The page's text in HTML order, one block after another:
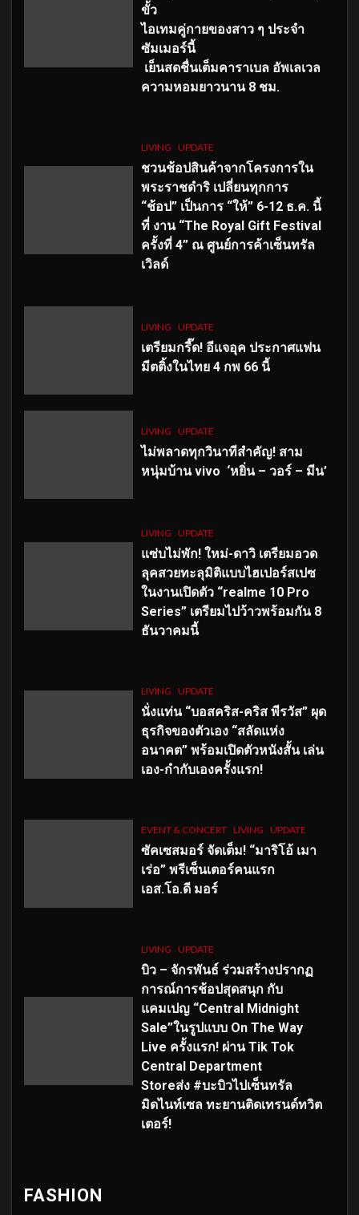
ขั้ว
ไอเทมคู่กายของสาว ๆ ประจำ
ซัมเมอร์นี้
เย็นสดชื่นเต็มคาราเบล อัพเลเวล
ความหอมยาวนาน 8 ชม.
LIVING UPDATE
ชวนช้อปสินค้าจากโครงการใน
พระราชดำริ เปลี่ยนทุกการ
“ช้อป” เป็นการ “ให้” 6-12 ธ.ค. นี้
ที่ งาน “The Royal Gift Festival
ครั้งที่ 4” ณ ศูนย์การค้าเซ็นทรัล
เวิลด์
LIVING UPDATE
เตรียมกรี๊ด! อีแจอุค ประกาศแฟน
มีตติ้งในไทย 4 กพ 66 นี้
LIVING UPDATE
ไม่พลาดทุกวินาทีสำคัญ! สาม
หนุ่มบ้าน vivo ‘หยิ่น – วอร์ – มีน’
LIVING UPDATE
แซ่บไม่พัก! ใหม่-ดาวิ เตรียมอวด
ลุคสวยทะลุมิติแบบไฮเปอร์สเปซ
ในงานเปิดตัว “realme 10 Pro
Series” เตรียมไปว้าวพร้อมกัน 8
ธันวาคมนี้
LIVING UPDATE
นั่งแท่น “บอสคริส-คริส พีรวัส” ผุด
ธุรกิจของตัวเอง “สลัดแห่ง
อนาคต” พร้อมเปิดตัวหนังสั้น เล่น
เอง-กำกับเองครั้งแรก!
EVENT & CONCERT LIVING UPDATE
ซัคเซสมอร์ จัดเต็ม! “มาริโอ้ เมา
เร่อ” พรีเซ็นเตอร์คนแรก
เอส.โอ.ดี มอร์
LIVING UPDATE
บิว – จักรพันธ์ ร่วมสร้างปรากฏ
การณ์การช้อปสุดสนุก กับ
แคมเปญ “Central Midnight
Sale”ในรูปแบบ On The Way
Live ครั้งแรก! ผ่าน Tik Tok
Central Department
Storeส่ง #บะบิวไปเซ็นทรัล
มิดไนท์เซล ทะยานติดเทรนด์ทวิต
เตอร์!
FASHION